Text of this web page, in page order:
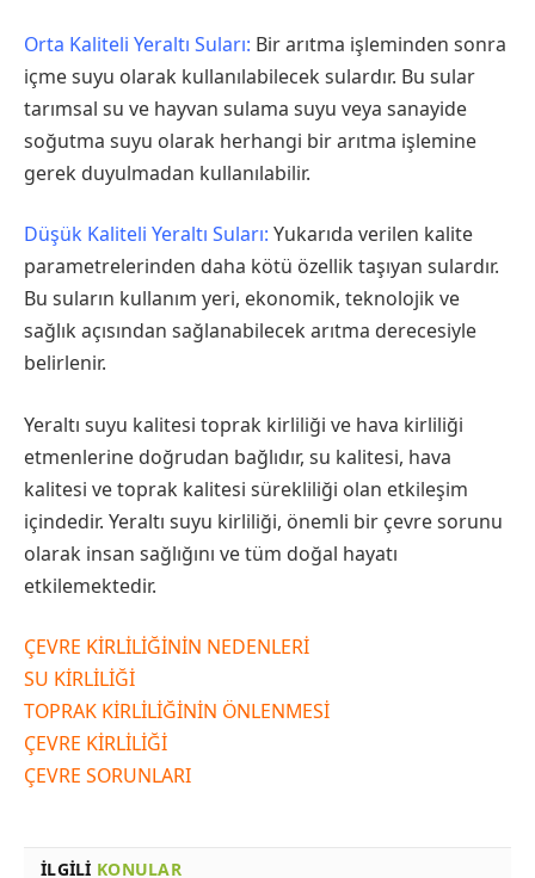
Orta Kaliteli Yeraltı Suları: Bir arıtma işleminden sonra
içme suyu olarak kullanılabilecek sulardır. Bu sular
tarımsal su ve hayvan sulama suyu veya sanayide
soğutma suyu olarak herhangi bir arıtma işlemine
gerek duyulmadan kullanılabilir.
Düşük Kaliteli Yeraltı Suları: Yukarıda verilen kalite
parametrelerinden daha kötü özellik taşıyan sulardır.
Bu suların kullanım yeri, ekonomik, teknolojik ve
sağlık açısından sağlanabilecek arıtma derecesiyle
belirlenir.
Yeraltı suyu kalitesi toprak kirliliği ve hava kirliliği
etmenlerine doğrudan bağlıdır, su kalitesi, hava
kalitesi ve toprak kalitesi sürekliliği olan etkileşim
içindedir. Yeraltı suyu kirliliği, önemli bir çevre sorunu
olarak insan sağlığını ve tüm doğal hayatı
etkilemektedir.
ÇEVRE KİRLİLİĞİNİN NEDENLERİ
SU KİRLİLİĞİ
TOPRAK KİRLİLİĞİNİN ÖNLENMESİ
ÇEVRE KİRLİLİĞİ
ÇEVRE SORUNLARI
İLGILI KONULAR